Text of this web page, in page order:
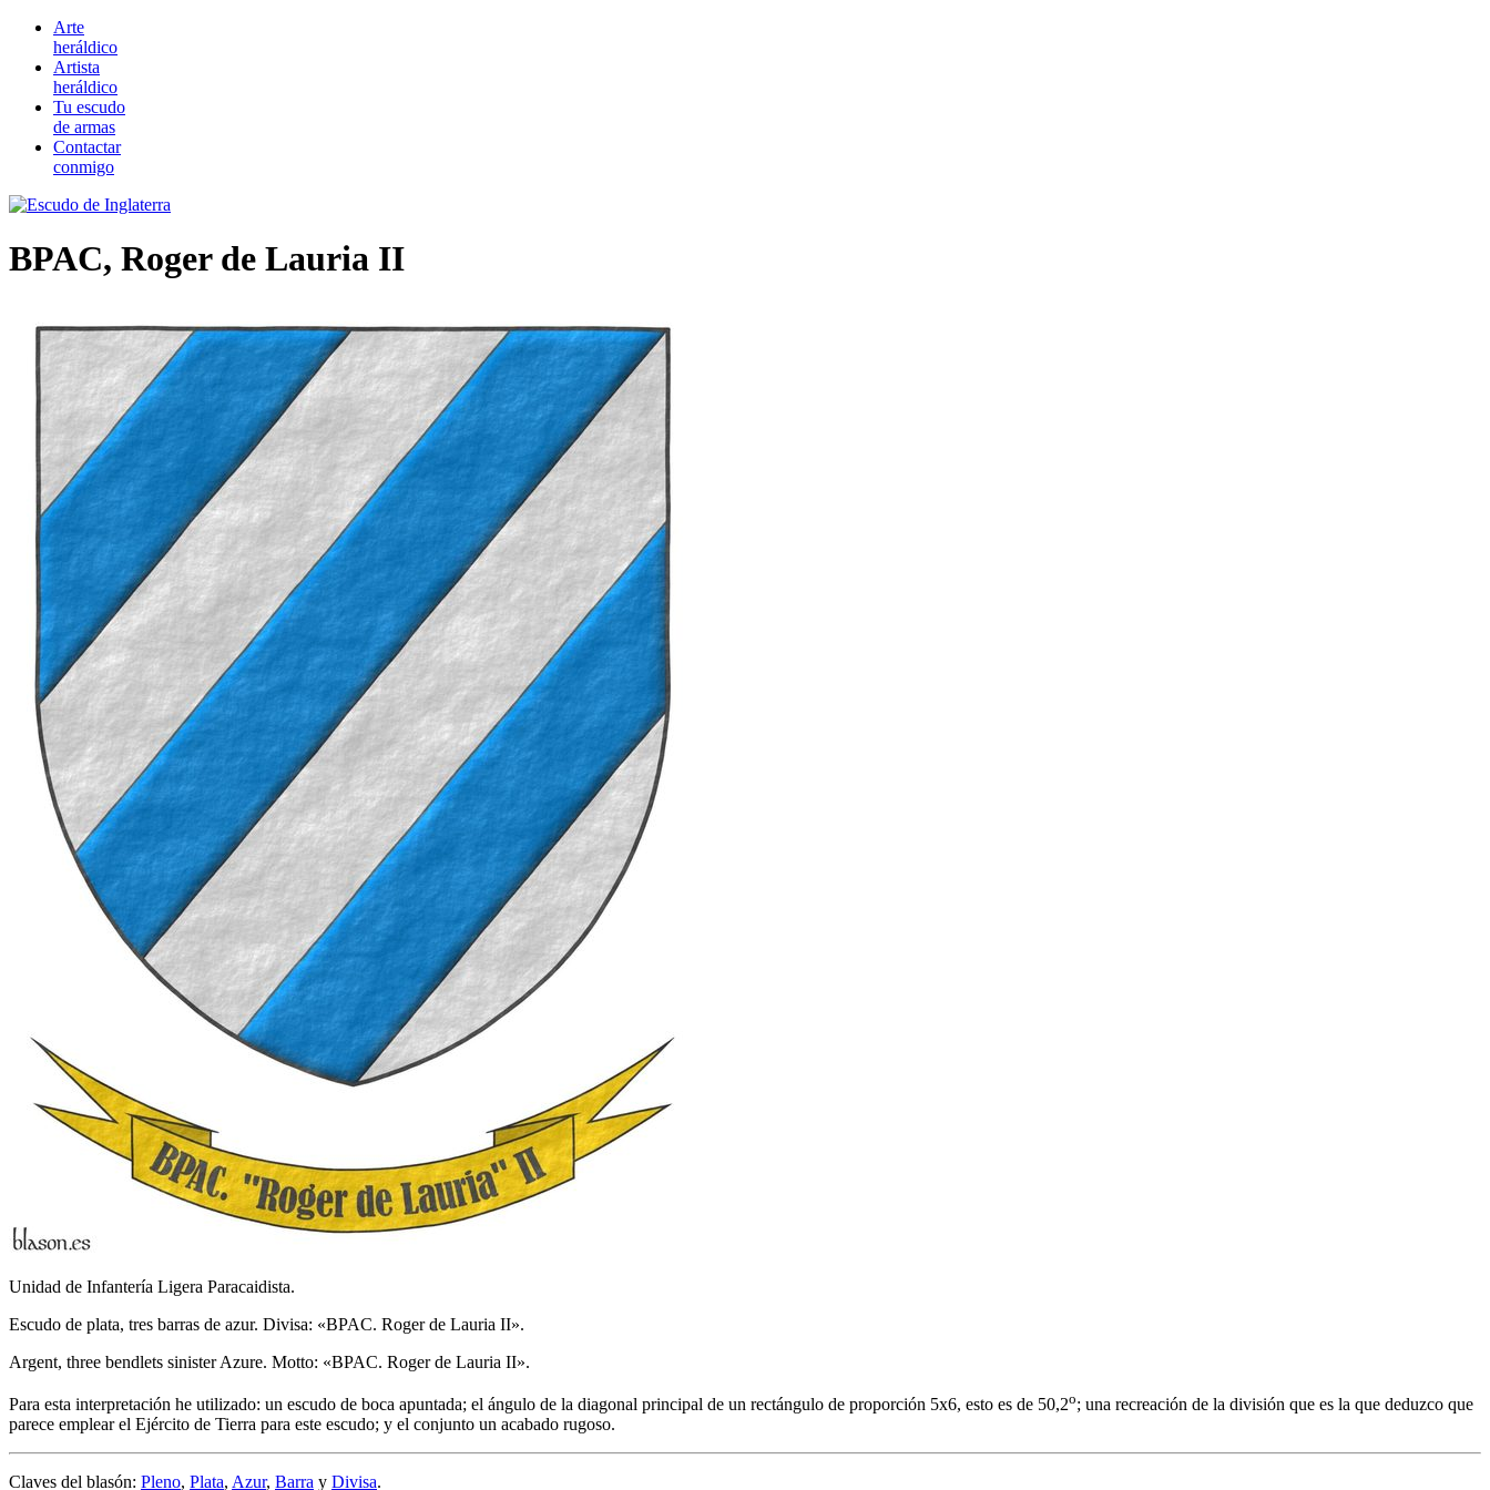
Arte
heráldico
Artista
heráldico
Tu escudo
de armas
Contactar
conmigo
BPAC, Roger de Lauria II
Unidad de Infantería Ligera Paracaidista.
Escudo de plata, tres barras de azur. Divisa: «BPAC. Roger de Lauria II».
Argent, three bendlets sinister Azure. Motto: «BPAC. Roger de Lauria II».
Para esta interpretación he utilizado: un escudo de boca apuntada; el ángulo de la diagonal principal de un rectángulo de proporción 5x6, esto es de 50,2o; una recreación de la división que es la que deduzco que
parece emplear el Ejército de Tierra para este escudo; y el conjunto un acabado rugoso.
Claves del blasón: Pleno, Plata, Azur, Barra y Divisa.